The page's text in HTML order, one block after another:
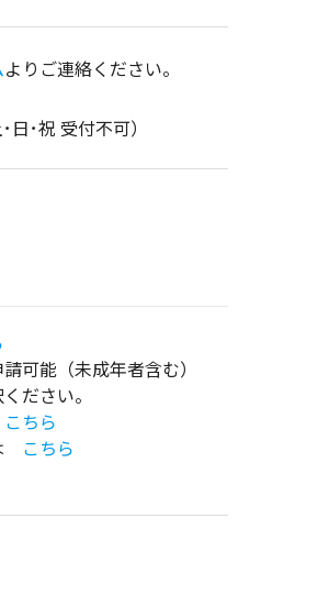
よりご連絡ください。
･祝 受付不可）
可能（未成年者含む）
ださい。
こちら
こちら